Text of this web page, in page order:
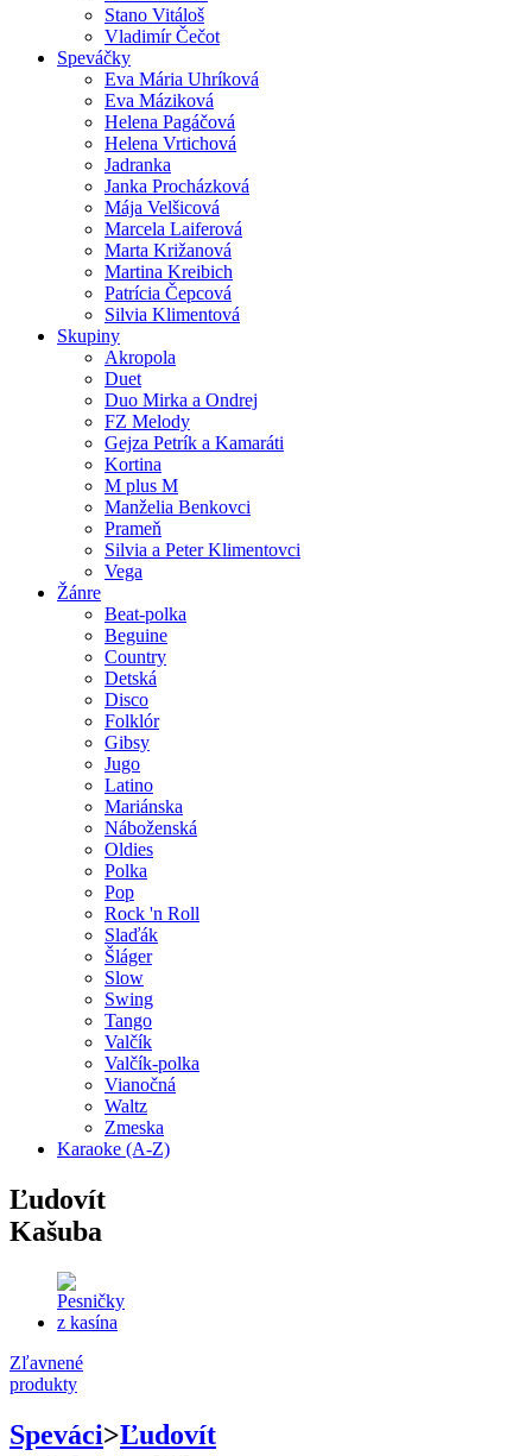
Stano Vitáloš
Vladimír Čečot
Speváčky
Eva Mária Uhríková
Eva Máziková
Helena Pagáčová
Helena Vrtichová
Jadranka
Janka Procházková
Mája Velšicová
Marcela Laiferová
Marta Križanová
Martina Kreibich
Patrícia Čepcová
Silvia Klimentová
Skupiny
Akropola
Duet
Duo Mirka a Ondrej
FZ Melody
Gejza Petrík a Kamaráti
Kortina
M plus M
Manželia Benkovci
Prameň
Silvia a Peter Klimentovci
Vega
Žánre
Beat-polka
Beguine
Country
Detská
Disco
Folklór
Gibsy
Jugo
Latino
Mariánska
Náboženská
Oldies
Polka
Pop
Rock 'n Roll
Slaďák
Šláger
Slow
Swing
Tango
Valčík
Valčík-polka
Vianočná
Waltz
Zmeska
Karaoke (A-Z)
Ľudovít
Kašuba
Zľavnené
produkty
Speváci>Ľudovít